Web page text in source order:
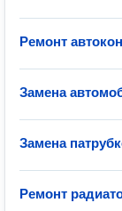
Ремонт
Замена
Замена
Ремонт